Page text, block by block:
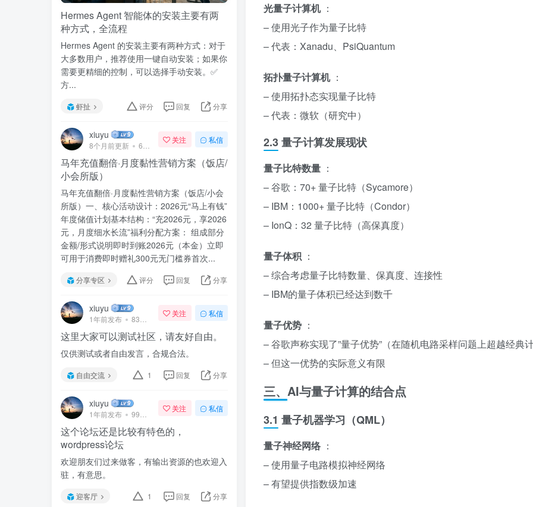
光量子计算机 ：
– 使用光子作为量子比特
– 代表：Xanadu、PsiQuantum
拓扑量子计算机 ：
– 使用拓扑态实现量子比特
– 代表：微软（研究中）
2.3 量子计算发展现状
量子比特数量 ：
– 谷歌：70+ 量子比特（Sycamore）
– IBM：1000+ 量子比特（Condor）
– IonQ：32 量子比特（高保真度）
量子体积 ：
– 综合考虑量子比特数量、保真度、连接性
– IBM的量子体积已经达到数千
量子优势 ：
– 谷歌声称实现了”量子优势”（在随机电路采样问题上超越经典
– 但这一优势的实际意义有限
三、AI与量子计算的结合点
3.1 量子机器学习（QML）
量子神经网络 ：
– 使用量子电路模拟神经网络
– 有望提供指数级加速
Hermes Agent 智能体的安装主要有两
种方式，全流程
Hermes Agent 的安装主要有两种方式：对于
大多数用户，推荐使用一键自动安装；如果你
需要更精细的控制，可以选择手动安装。✅
方...
虾扯 评分 回复 分享
xiuyu
8个月前更新 68次阅读
关注 私信
马年充值翻倍·月度黏性营销方案（饭店/
小会所版）
马年充值翻倍·月度黏性营销方案（饭店/小会
所版）一、核心活动设计：2026元“马上有钱”
年度储值计划基本结构：“充2026元，享2026
元，月度细水长流”福利分配方案： 组成部分
金额/形式说明即时到账2026元（本金）立即
可用于消费即时赠礼300元无门槛券首次...
分享专区 评分 回复 分享
xiuyu
1年前发布 83次阅读
关注 私信
这里大家可以测试社区，请友好自由。
仅供测试或者自由发言，合规合法。
自由交流 1 回复 分享
xiuyu
1年前发布 99次阅读
关注 私信
这个论坛还是比较有特色的，
wordpress论坛
欢迎朋友们过来做客，有输出资源的也欢迎入
驻，有意思。
迎客厅 1 回复 分享